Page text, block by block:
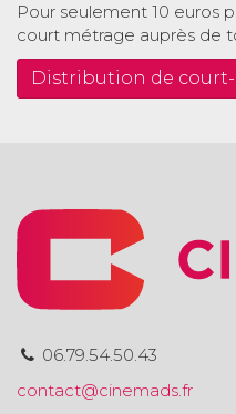
Pour seulement 10 euros
court métrage auprès de
Distribution de
06.79.54.50.43
contact@cinemads.fr